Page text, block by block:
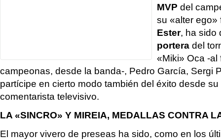
MVP del
su «alter
Ester, ha sido
portera del
«Miki» Oca -al
campeonas, desde la banda-, Pedro García, Sergi
partícipe en cierto modo también del éxito desde
comentarista televisivo.
LA «SINCRO» Y MIREIA, MEDALLAS CONTRA
El mayor vivero de preseas ha sido, como en los